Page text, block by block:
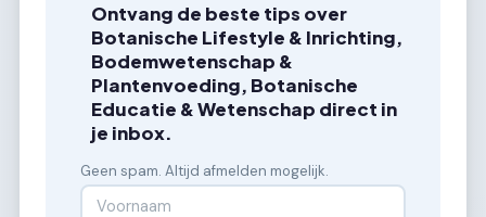
Ontvang de beste tips over
Botanische Lifestyle & Inrichting,
Bodemwetenschap &
Plantenvoeding, Botanische
Educatie & Wetenschap direct in
je inbox.
Geen spam. Altijd afmelden mogelijk.